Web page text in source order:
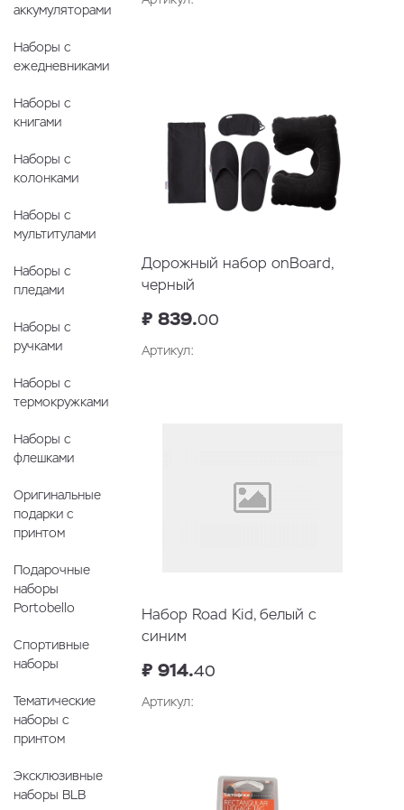
аккумуляторами
Наборы с
ежедневниками
Наборы с
книгами
Наборы с
колонками
Наборы с
мультитулами
Наборы с
пледами
Наборы с
ручками
Наборы с
термокружками
Наборы с
флешками
Оригинальные
подарки с
принтом
Подарочные
наборы
Portobello
Спортивные
наборы
Тематические
наборы с
принтом
Эксклюзивные
наборы BLB
Дорожный набор onBoard,
черный
₽ 839.00
Артикул:
Набор Road Kid, белый с
синим
₽ 914.40
Артикул: